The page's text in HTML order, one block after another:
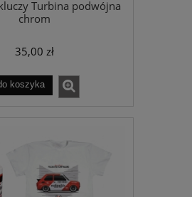
Turbina podwójna
chrom
35,00 zł
koszyka